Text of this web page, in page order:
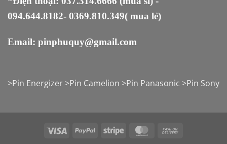
094.644.8182- 0369.810.349( mua lẻ)
Email: pinphuquy@gmail.com
>Pin Energizer >Pin Camelion >Pin Panasonic >Pin Sony